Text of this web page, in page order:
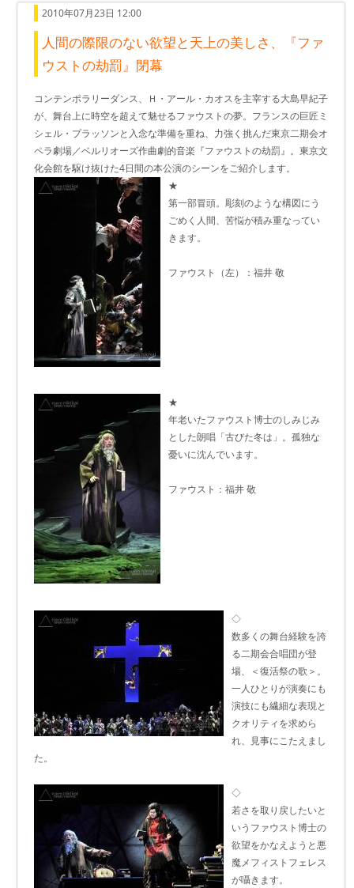
2010年07月23日 12:00
人間の際限のない欲望と天上の美しさ、『ファ
ウストの劫罰』閉幕
コンテンポラリーダンス、Ｈ・アール・カオスを主宰する大島早紀子
が、舞台上に時空を超えて魅せるファウストの夢。フランスの巨匠ミ
シェル・プラッソンと入念な準備を重ね、力強く挑んだ東京二期会オ
ペラ劇場／ベルリオーズ作曲劇的音楽『ファウストの劫罰』。東京文
化会館を駆け抜けた4日間の本公演のシーンをご紹介します。
★
第一部冒頭。彫刻のような構図にう
ごめく人間、苦悩が積み重なってい
きます。
ファウスト（左）：福井 敬
★
年老いたファウスト博士のしみじみ
とした朗唱「古びた冬は」。孤独な
憂いに沈んでいます。
ファウスト：福井 敬
◇
数多くの舞台経験を誇
る二期会合唱団が登
場、＜復活祭の歌＞。
一人ひとりが演奏にも
演技にも繊細な表現と
クオリティを求めら
れ、見事にこたえまし
た。
◇
若さを取り戻したいと
いうファウスト博士の
欲望をかなえようと悪
魔メフィストフェレス
が囁きます。